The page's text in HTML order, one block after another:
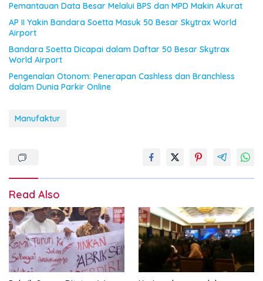
Pemantauan Data Besar Melalui BPS dan MPD Makin Akurat
AP II Yakin Bandara Soetta Masuk 50 Besar Skytrax World
Airport
Bandara Soetta Dicapai dalam Daftar 50 Besar Skytrax
World Airport
Pengenalan Otonom: Penerapan Cashless dan Branchless
dalam Dunia Parkir Online
Manufaktur
Read Also